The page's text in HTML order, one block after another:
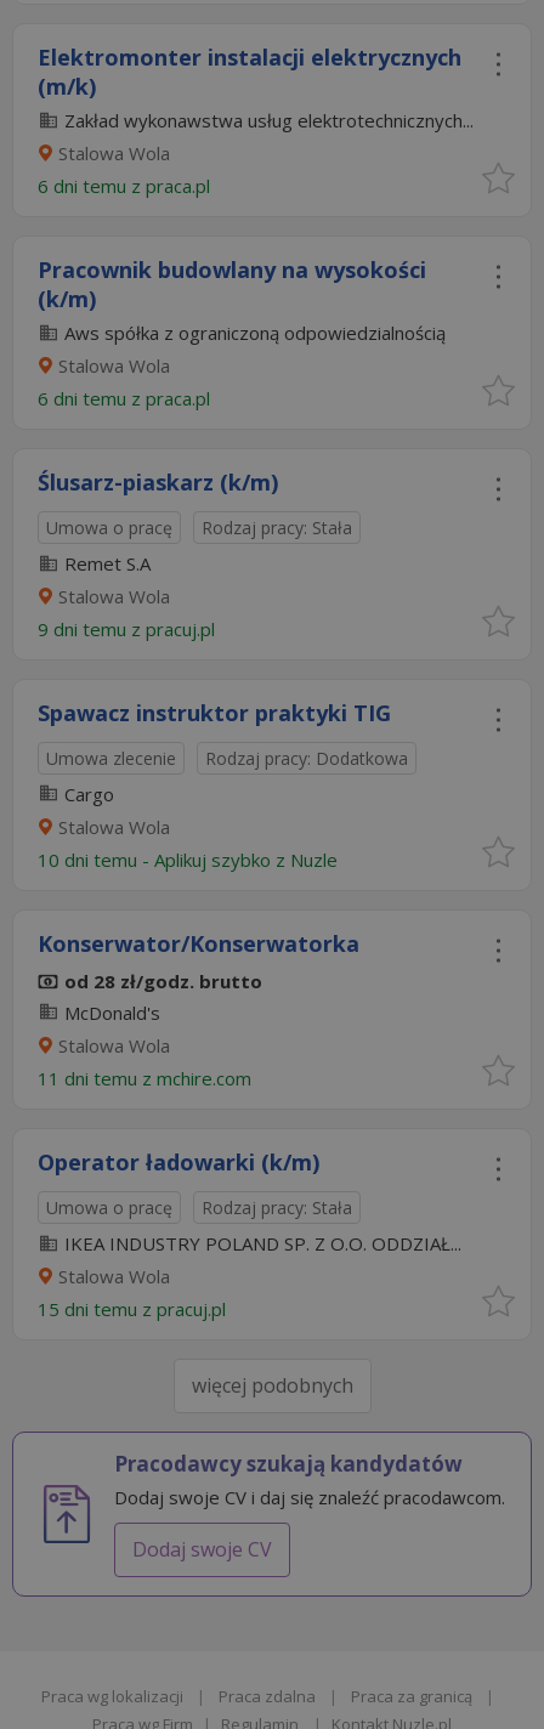
Elektromonter instalacji elektrycznych
(m/k)
Zakład wykonawstwa usług elektrotechnicznych...
Stalowa Wola
6 dni temu z praca.pl
Pracownik budowlany na wysokości
(k/m)
Aws spółka z ograniczoną odpowiedzialnością
Stalowa Wola
6 dni temu z praca.pl
Ślusarz-piaskarz (k/m)
Umowa o pracę Rodzaj pracy: Stała
Remet S.A
Stalowa Wola
9 dni temu z pracuj.pl
Spawacz instruktor praktyki TIG
Umowa zlecenie Rodzaj pracy: Dodatkowa
Cargo
Stalowa Wola
10 dni temu - Aplikuj szybko z Nuzle
Konserwator/Konserwatorka
od 28 zł/godz. brutto
McDonald's
Stalowa Wola
11 dni temu z mchire.com
Operator ładowarki (k/m)
Umowa o pracę Rodzaj pracy: Stała
IKEA INDUSTRY POLAND SP. Z O.O. ODDZIAŁ...
Stalowa Wola
15 dni temu z pracuj.pl
więcej podobnych
Pracodawcy szukają kandydatów
Dodaj swoje CV i daj się znaleźć pracodawcom.
Dodaj swoje CV
Praca wg lokalizacji | Praca zdalna | Praca za granicą
|
Praca wg Firm
| Regulamin | Kontakt Nuzle.pl